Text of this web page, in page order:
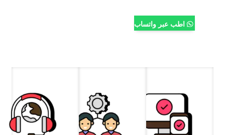
اطب عبر واتساب